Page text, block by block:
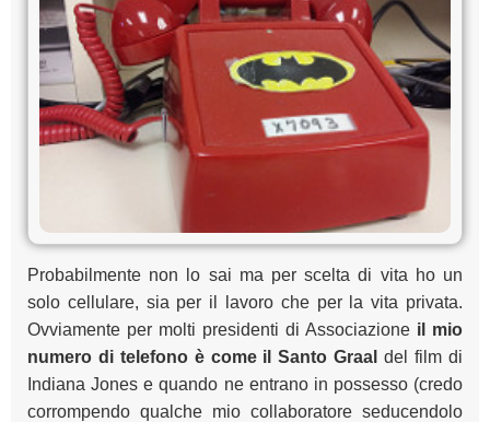
Probabilmente non lo sai ma per scelta di vita ho un
solo cellulare, sia per il lavoro che per la vita privata.
Ovviamente per molti presidenti di Associazione il mio
numero di telefono è come il Santo Graal del film di
Indiana Jones e quando ne entrano in possesso (credo
corrompendo qualche mio collaboratore seducendolo